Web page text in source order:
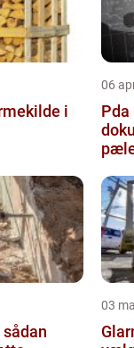
i
06
Pda
03